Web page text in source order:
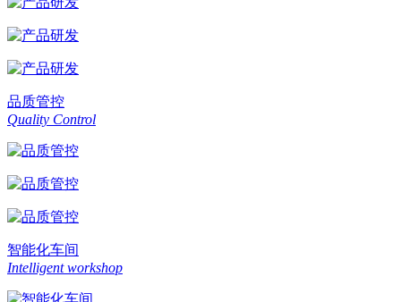
品质管控
Quality Control
智能化车间
Intelligent workshop